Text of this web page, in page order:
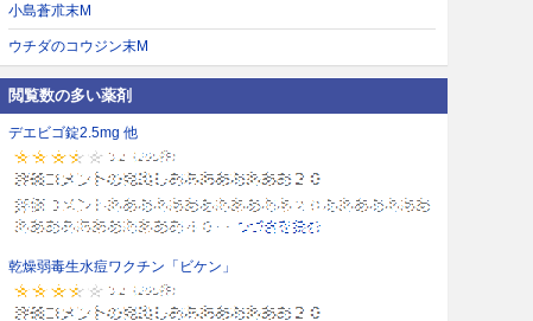
小島蒼朮末M
ウチダのコウジン末M
閲覧数の多い薬剤
デエビゴ錠2.5mg 他
乾燥弱毒生水痘ワクチン「ビケン」